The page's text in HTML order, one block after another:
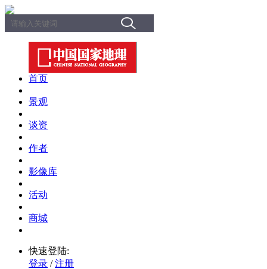
首页
景观
谈资
作者
影像库
活动
商城
快速登陆:
登录 / 注册